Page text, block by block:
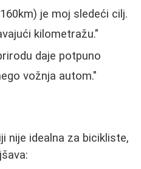
je moj sledeći cilj.
kilometražu."
daje potpuno
vožnja autom."
nije idealna za bicikliste,